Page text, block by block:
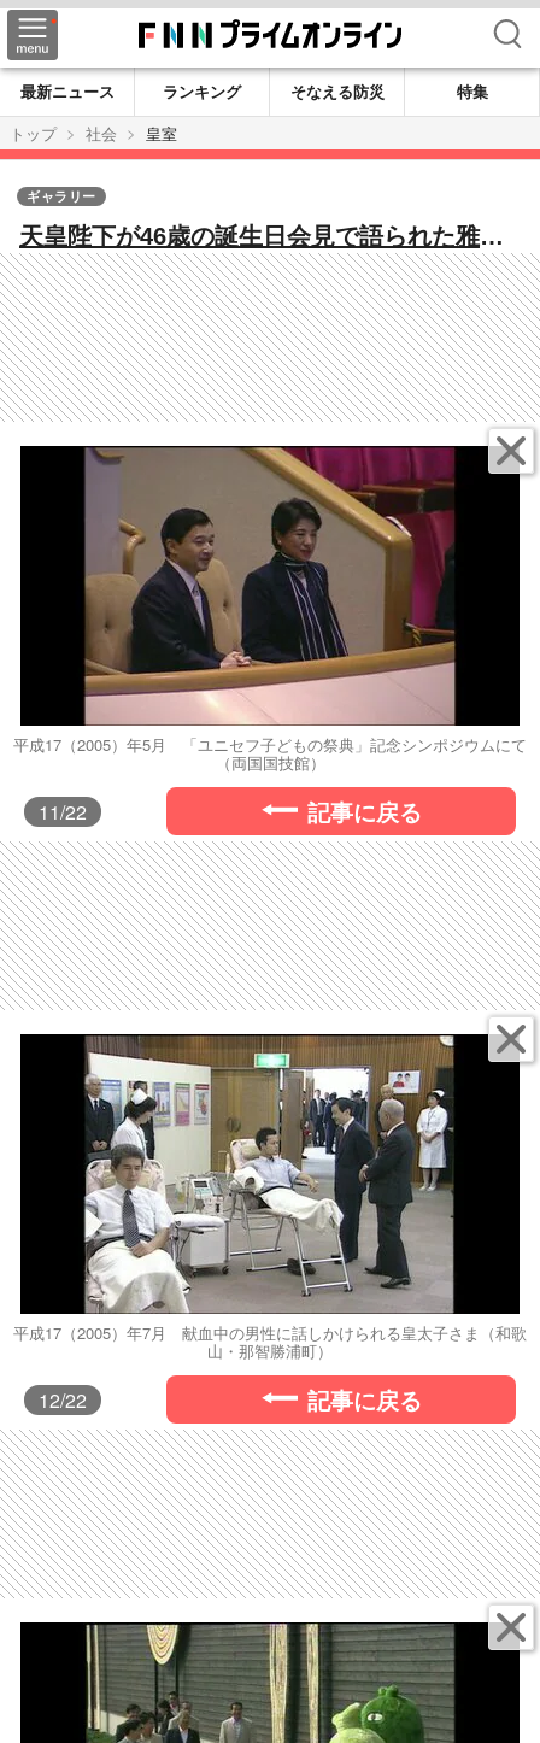
検索
最新ニュース ランキング そなえる防災
特集
トップ
社会 皇室
天皇陛下が46歳の誕生日会見で語られた雅子
さま、幼稚園入園を控えた愛子さまへの思い
（2006年2月26日放送）【「皇室ご一家」の
記憶】
ギャラリー
平成17（2005）年5月 「ユニセフ子どもの祭典」記念シンポジウムにて
（両国国技館）
11/22 記事に戻る
平成17（2005）年7月 献血中の男性に話しかけられる皇太子さま（和歌
山・那智勝浦町）
12/22 記事に戻る